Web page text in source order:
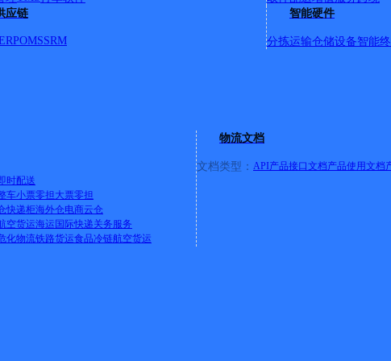
应链
OMSSRM
智能硬件
分拣运输仓储设备智能
时配送
车小票零担大票零担
快递柜海外仓电商云仓
空货运海运 国际快递关务服务
化物流铁路货运食品冷链航空货运
物流文档
文档类型： API产品接口文档产品使用文档
小区20号商铺
号进（漕冲糖酒城向南200米路东）
槐林高中北300米